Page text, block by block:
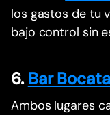
los gastos de tu
bajo control sin
6. Bar Bocata
Ambos lugares